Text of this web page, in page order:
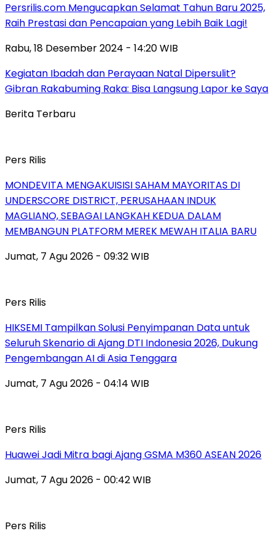
Persrilis.com Mengucapkan Selamat Tahun Baru 2025,
Raih Prestasi dan Pencapaian yang Lebih Baik Lagi!
Rabu, 18 Desember 2024 - 14:20 WIB
Kegiatan Ibadah dan Perayaan Natal Dipersulit?
Gibran Rakabuming Raka: Bisa Langsung Lapor ke Saya
Berita Terbaru
Pers Rilis
MONDEVITA MENGAKUISISI SAHAM MAYORITAS DI
UNDERSCORE DISTRICT, PERUSAHAAN INDUK
MAGLIANO, SEBAGAI LANGKAH KEDUA DALAM
MEMBANGUN PLATFORM MEREK MEWAH ITALIA BARU
Jumat, 7 Agu 2026 - 09:32 WIB
Pers Rilis
HIKSEMI Tampilkan Solusi Penyimpanan Data untuk
Seluruh Skenario di Ajang DTI Indonesia 2026, Dukung
Pengembangan AI di Asia Tenggara
Jumat, 7 Agu 2026 - 04:14 WIB
Pers Rilis
Huawei Jadi Mitra bagi Ajang GSMA M360 ASEAN 2026
Jumat, 7 Agu 2026 - 00:42 WIB
Pers Rilis